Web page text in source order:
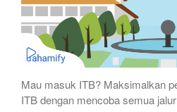
Mau masuk ITB? Maksimalkan
ITB dengan mencoba semua